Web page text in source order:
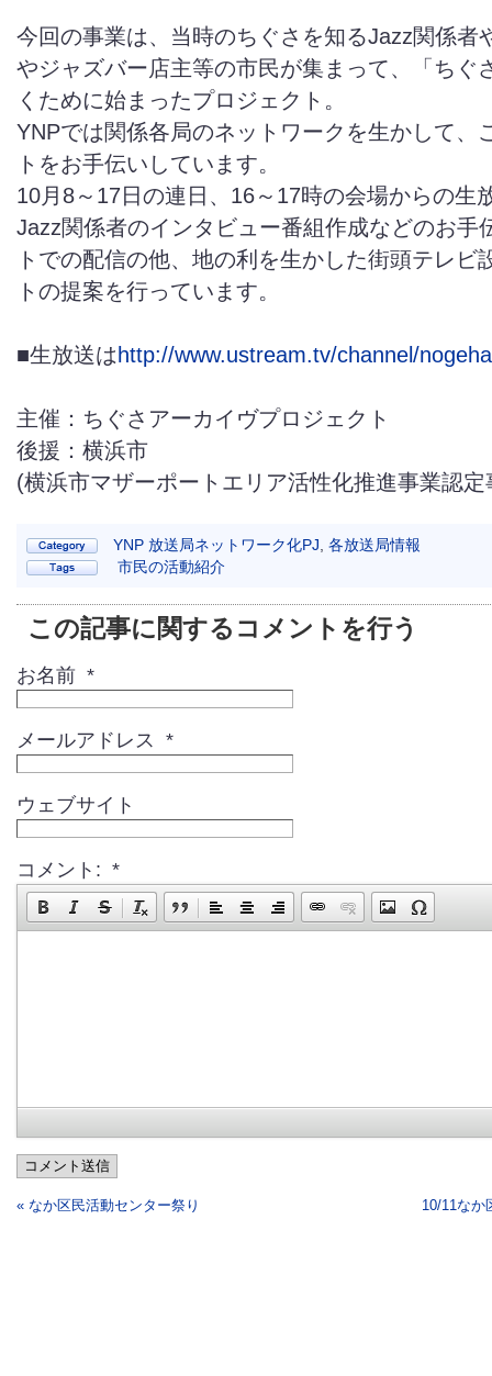
今回の事業は、当時のちぐさを知るJazz関係者
やジャズバー店主等の市民が集まって、「ちぐ
くために始まったプロジェクト。
YNPでは関係各局のネットワークを生かして、
トをお手伝いしています。
10月8～17日の連日、16～17時の会場からの生
Jazz関係者のインタビュー番組作成などのお手
トでの配信の他、地の利を生かした街頭テレビ
トの提案を行っています。
■生放送は http://www.ustream.tv/channel/
主催：ちぐさアーカイヴプロジェクト
後援：横浜市
(横浜市マザーポートエリア活性化推進事業認定
YNP 放送局ネットワーク化PJ 各放送局情報
市民の活動紹介
この記事に関するコメントを行う
お名前 *
メールアドレス *
ウェブサイト
コメント: *
コメント送信
« なか区民活動センター祭り 10/11なか